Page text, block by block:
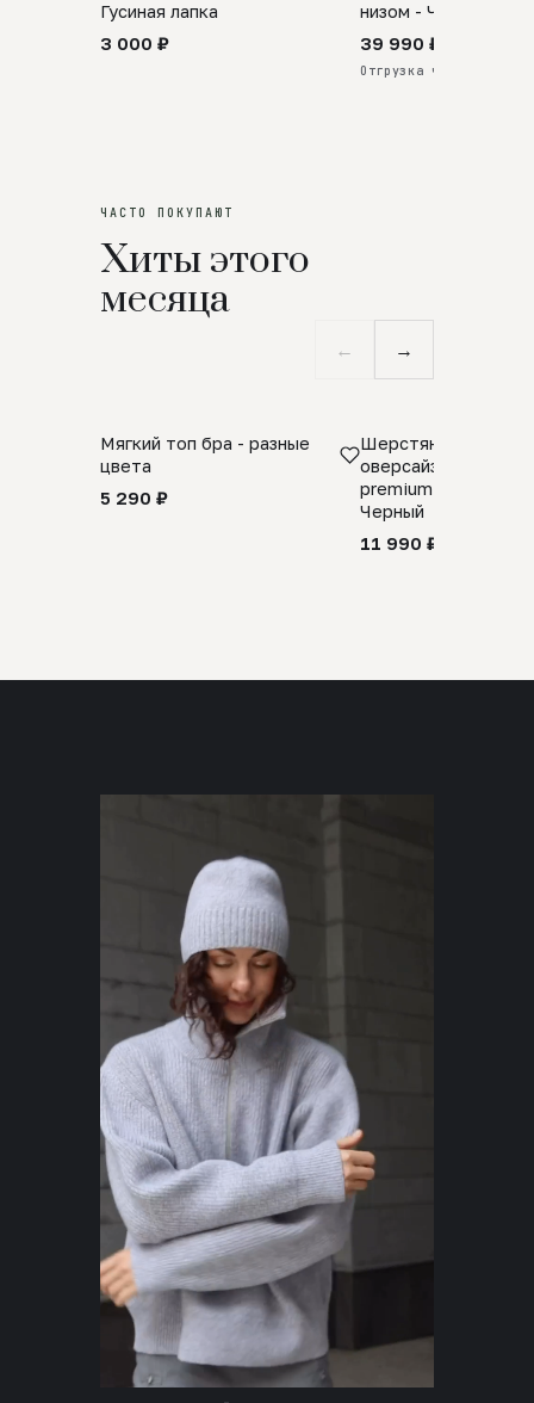
Гусиная лапка
3 000 ₽
низом - Черный
39 990 ₽
Отгрузка через 25 дней
ЧАСТО ПОКУПАЮТ
Хиты этого
месяца
← →
Мягкий топ бра - разные
цвета
5 290 ₽
Шерстяной свитер
оверсайз 100%
premium merino
Черный
11 990 ₽